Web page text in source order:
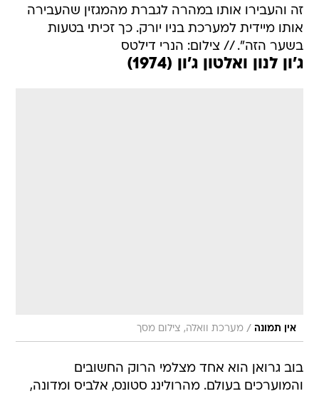
זה והעבירו אותו במהרה לגברת מהמגזין שהעבירה
אותו מיידית למערכת בניו יורק. כך זכיתי בטעות
בשער הזה". // צילום: הנרי דילטס
ג'ון לנון ואלטון ג'ון (1974)
אין תמונה / מערכת וואלה, צילום מסך
בוב גרואן הוא אחד מצלמי הרוק החשובים
והמוערכים בעולם. מהרולינג סטונס, אלביס ומדונה,